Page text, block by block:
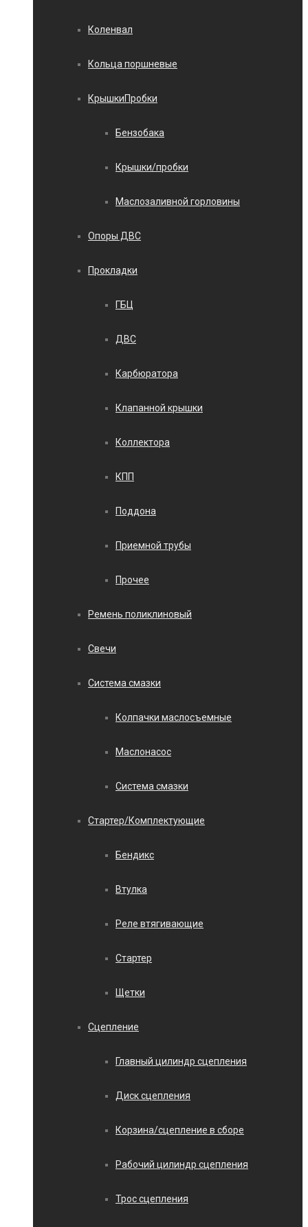
Коленвал
Кольца поршневые
КрышкиПробки
Бензобака
Крышки/пробки
Маслозаливной горловины
Опоры ДВС
Прокладки
ГБЦ
ДВС
Карбюратора
Клапанной крышки
Коллектора
КПП
Поддона
Приемной трубы
Прочее
Ремень поликлиновый
Свечи
Система смазки
Колпачки маслосъемные
Маслонасос
Система смазки
Стартер/Комплектующие
Бендикс
Втулка
Реле втягивающие
Стартер
Щетки
Сцепление
Главный цилиндр сцепления
Диск сцепления
Корзина/сцепление в сборе
Рабочий цилиндр сцепления
Трос сцепления